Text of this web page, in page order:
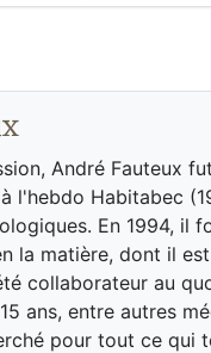
André Fauteux
l'hebdo Habitabec
En 1994, il
la matière, dont il
collaborateur au
ans, entre autres
pour tout ce qui